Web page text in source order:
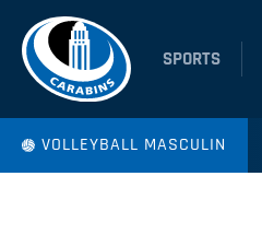
SPORTS
VOLLEYBALL MASCULIN